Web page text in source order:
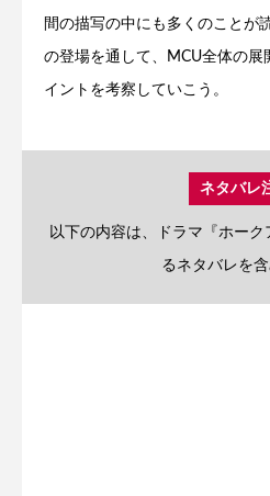
間の描写の中にも多くのことが
の登場を通して、MCU全体の展
イントを考察していこう。
ネタバレ
以下の内容は、ドラマ『ホー
るネタバレを含